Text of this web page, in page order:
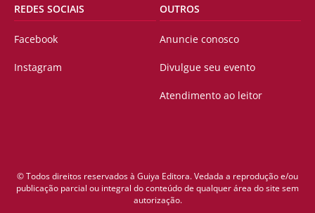
REDES SOCIAIS
Facebook
Instagram
OUTROS
Anuncie conosco
Divulgue seu evento
Atendimento ao leitor
© Todos direitos reservados à Guiya Editora. Vedada a reprodução e/ou
publicação parcial ou integral do conteúdo de qualquer área do site sem
autorização.